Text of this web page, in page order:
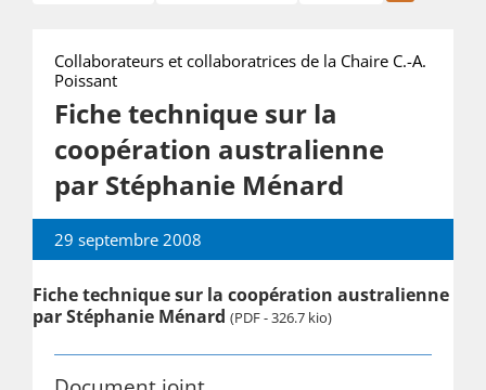
Collaborateurs et collaboratrices de la Chaire C.-A.
Poissant
Fiche technique sur la
coopération australienne
par Stéphanie Ménard
29 septembre 2008
Fiche technique sur la coopération australienne
par Stéphanie Ménard (PDF - 326.7 kio)